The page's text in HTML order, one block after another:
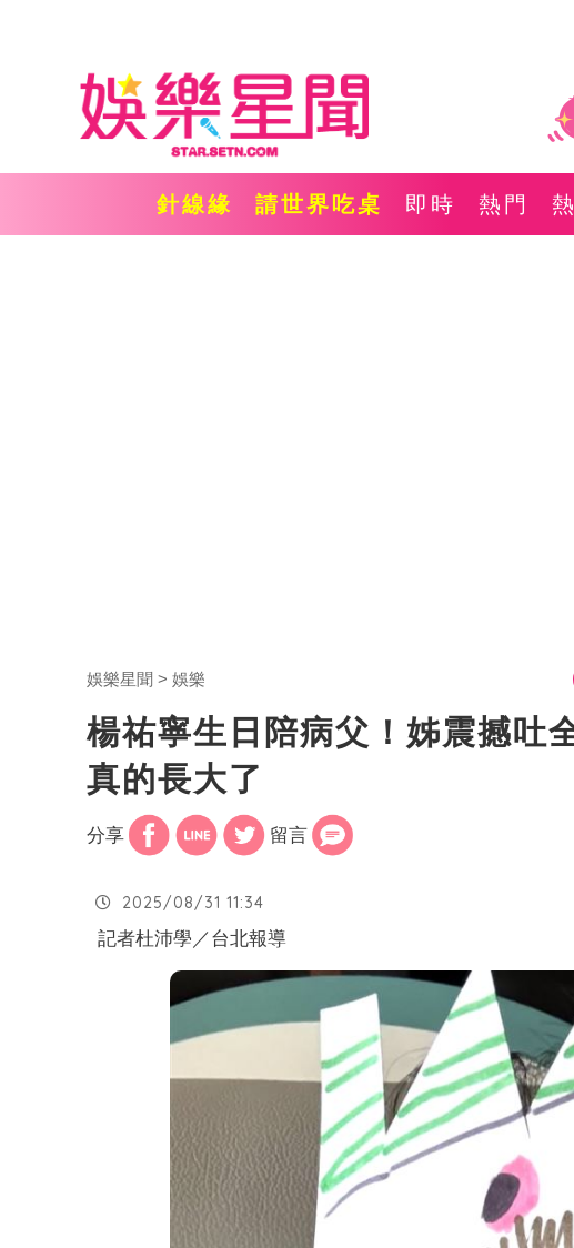
針線緣 請世界吃桌 即時 熱門
娛樂星聞 娛樂
楊祐寧生日陪病父！姊震撼
真的長大了
分享 留言
2025/08/31 11:34
記者杜沛學／台北報導